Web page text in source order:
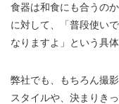
食器は和食にも合うの
に対して、「普段使い
なりますよ」という具
弊社でも、もちろん撮
スタイルや、決まりき